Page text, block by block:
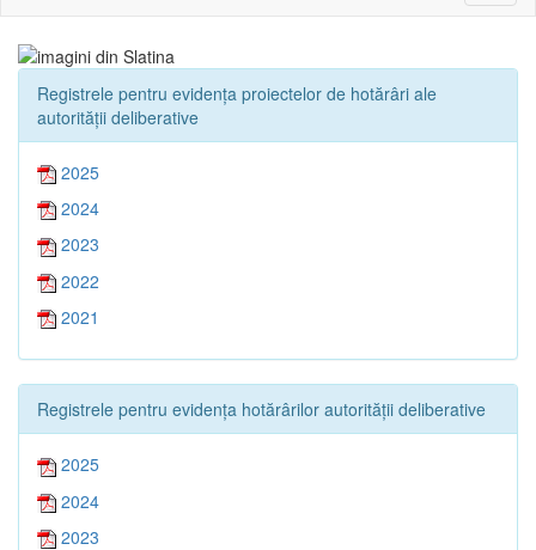
sau
Registrele pentru evidența proiectelor de hotărâri ale
autorității deliberative
2025
2024
2023
2022
2021
Registrele pentru evidența hotărârilor autorității deliberative
2025
2024
2023